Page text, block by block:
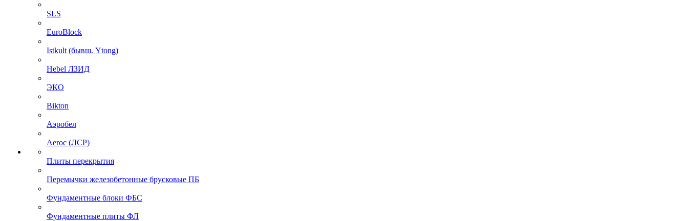
SLS
EuroBlock
Istkult (бывш. Ytong)
Hebel ЛЗИД
ЭКО
Bikton
Аэробел
Aeroc (ЛСР)
Плиты перекрытия
Перемычки железобетонные брусковые ПБ
Фундаментные блоки ФБС
Фундаментные плиты ФЛ